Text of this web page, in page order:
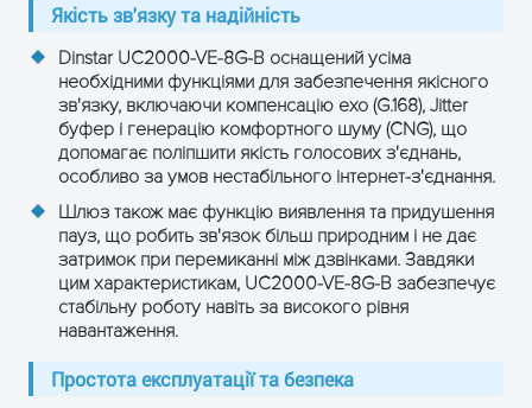
Якість зв'язку та надійність
Dinstar UC2000-VE-8G-B оснащений усіма
необхідними функціями для забезпечення якісного
зв'язку, включаючи компенсацію ехо (G.168), Jitter
буфер і генерацію комфортного шуму (CNG), що
допомагає поліпшити якість голосових з'єднань,
особливо за умов нестабільного інтернет-з'єднання.
Шлюз також має функцію виявлення та придушення
пауз, що робить зв'язок більш природним і не дає
затримок при перемиканні між дзвінками. Завдяки
цим характеристикам, UC2000-VE-8G-B забезпечує
стабільну роботу навіть за високого рівня
навантаження.
Простота експлуатації та безпека